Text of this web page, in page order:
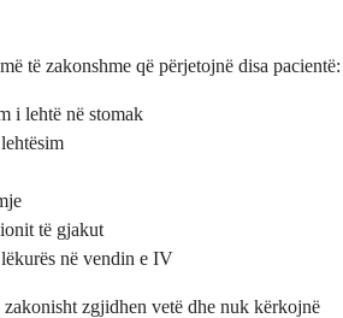
të zakonshme që përjetojnë disa pacientë:
i lehtë në stomak
të gjakut
në vendin e IV
zgjidhen vetë dhe nuk kërkojnë